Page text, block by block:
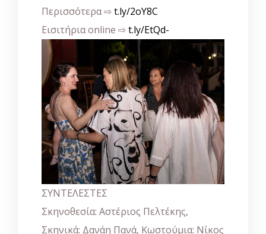
Περισσότερα ⇨t.ly/2oY8C
Εισιτήρια online ⇨t.ly/EtQd-
ΣΥΝΤΕΛΕΣΤΕΣ
Σκηνοθεσία: Αστέριος Πελτέκης,
Σκηνικά: Δανάη Πανά, Κωστούμια: Νίκος